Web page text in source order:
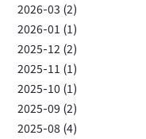
2026-03 (2)
2026-01 (1)
2025-12 (2)
2025-11 (1)
2025-10 (1)
2025-09 (2)
2025-08 (4)